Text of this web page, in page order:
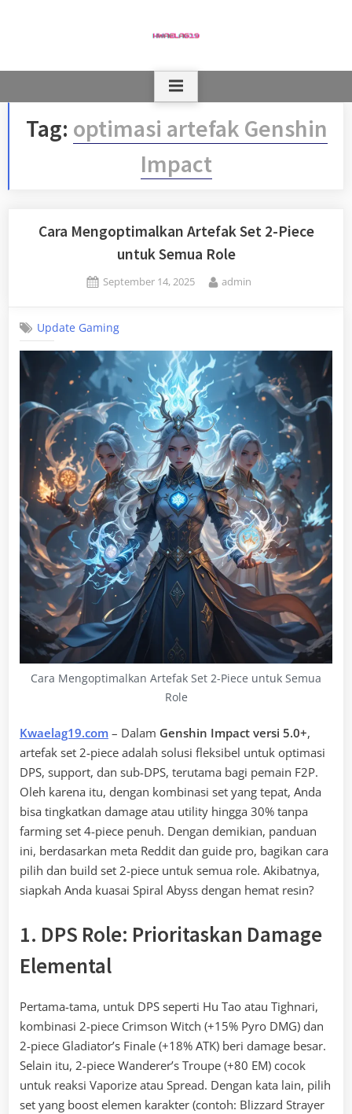
Tag: optimasi artefak Genshin
Impact
Cara Mengoptimalkan Artefak Set 2-Piece
untuk Semua Role
Posted
September 14, 2025 By
admin
Update Gaming
Cara Mengoptimalkan Artefak Set 2-Piece untuk Semua
Role
Kwaelag19.com – Dalam Genshin Impact versi 5.0+,
artefak set 2-piece adalah solusi fleksibel untuk optimasi
DPS, support, dan sub-DPS, terutama bagi pemain F2P.
Oleh karena itu, dengan kombinasi set yang tepat, Anda
bisa tingkatkan damage atau utility hingga 30% tanpa
farming set 4-piece penuh. Dengan demikian, panduan
ini, berdasarkan meta Reddit dan guide pro, bagikan cara
pilih dan build set 2-piece untuk semua role. Akibatnya,
siapkah Anda kuasai Spiral Abyss dengan hemat resin?
1. DPS Role: Prioritaskan Damage
Elemental
Pertama-tama, untuk DPS seperti Hu Tao atau Tighnari,
kombinasi 2-piece Crimson Witch (+15% Pyro DMG) dan
2-piece Gladiator’s Finale (+18% ATK) beri damage besar.
Selain itu, 2-piece Wanderer’s Troupe (+80 EM) cocok
untuk reaksi Vaporize atau Spread. Dengan kata lain, pilih
set yang boost elemen karakter (contoh: Blizzard Strayer